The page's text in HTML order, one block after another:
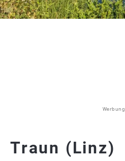
Werbung
Traun (Linz)